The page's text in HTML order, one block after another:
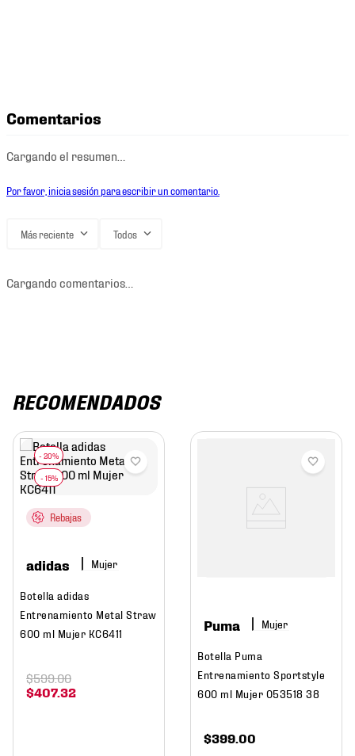
Comentarios
Cargando el resumen…
Por favor, inicia sesión para escribir un comentario.
Más reciente Todos
Cargando comentarios…
RECOMENDADOS
Rebajas
adidas Mujer
Botella adidas
Entrenamiento Metal Straw
600 ml Mujer KC6411
$407.32
$599.00
Puma Mujer
Botella Puma
Entrenamiento Sportstyle
600 ml Mujer 053518 38
$399.00